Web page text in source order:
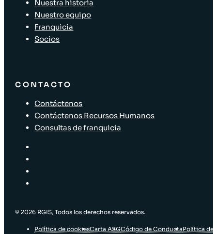
Nuestra historia
Nuestro equipo
Franquicia
Socios
CONTACTO
Contáctenos
Contáctenos Recursos Humanos
Consultas de franquicia
© 2026 RGIS, Todos los derechos reservados.
Política de cookiesCarta ASGCódigo de ConductaPolítica de